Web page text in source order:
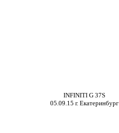
INFINITI G 37S
05.09.15 г. Екатеринбург